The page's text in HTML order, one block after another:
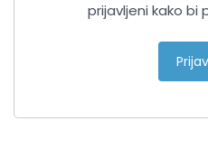
prijavljeni kako bi